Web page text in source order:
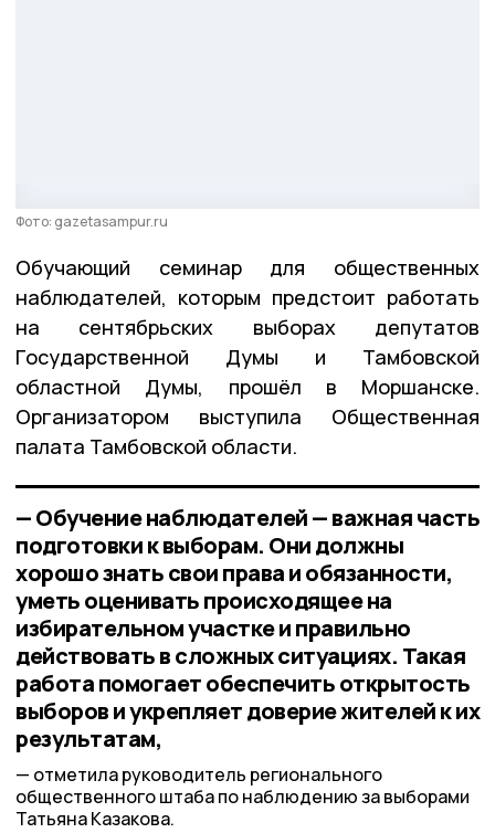
Фото: gazetasampur.ru
Обучающий семинар для общественных
наблюдателей, которым предстоит работать
на сентябрьских выборах депутатов
Государственной Думы и Тамбовской
областной Думы, прошёл в Моршанске.
Организатором выступила Общественная
палата Тамбовской области.
— Обучение наблюдателей — важная часть
подготовки к выборам. Они должны
хорошо знать свои права и обязанности,
уметь оценивать происходящее на
избирательном участке и правильно
действовать в сложных ситуациях. Такая
работа помогает обеспечить открытость
выборов и укрепляет доверие жителей к их
результатам,
отметила руководитель регионального
общественного штаба по наблюдению за выборами
Татьяна Казакова.